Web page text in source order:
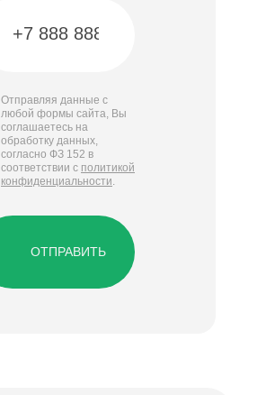
Отправляя данные с
любой формы сайта, Вы
соглашаетесь на
обработку данных,
согласно ФЗ 152 в
соответствии с политикой
конфиденциальности.
ОТПРАВИТЬ